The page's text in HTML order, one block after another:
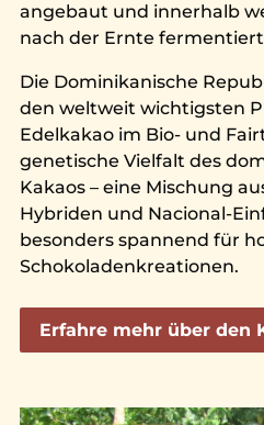
angebaut und innerhalb
nach der Ernte
Die Dominikanische
den weltweit wichtigsten
Edelkakao im Bio- und
genetische Vielfalt des
Kakaos – eine Mischung
Hybriden und Nacional-
besonders spannend für
Schokoladenkreationen.
Erfahre mehr über den